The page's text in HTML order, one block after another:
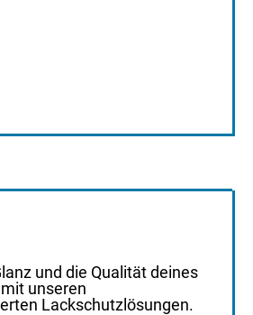
und die Qualität deines
unseren
Lackschutzlösungen.